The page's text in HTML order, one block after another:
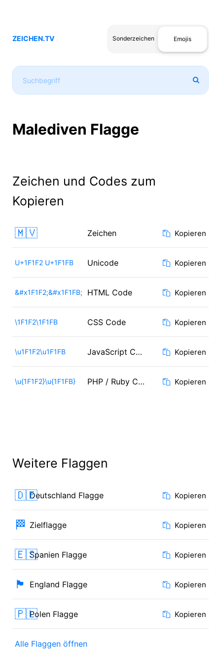
ZEICHEN.TV Sonderzeichen Emojis
Malediven Flagge
Zeichen und Codes zum
Kopieren
🇲🇻 Zeichen Kopieren
U+1F1F2 U+1F1FB Unicode Kopieren
&#x1F1F2;&#x1F1FB; HTML Code Kopieren
\1F1F2\1F1FB CSS Code Kopieren
\u1F1F2\u1F1FB JavaScript Code Kopieren
\u{1F1F2}\u{1F1FB} PHP / Ruby Code Kopieren
Weitere Flaggen
🇩🇪Deutschland Flagge Kopieren
🏁 Zielflagge Kopieren
🇪🇸Spanien Flagge Kopieren
🏴󠁧󠁢󠁥󠁮󠁧󠁿 England Flagge Kopieren
🇵🇱Polen Flagge Kopieren
Alle Flaggen öffnen